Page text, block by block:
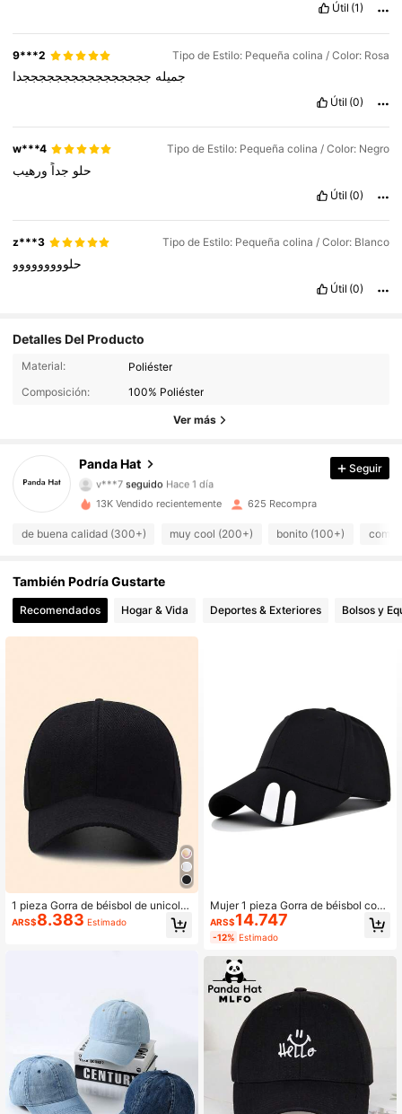
Útil (1)
9***2 Tipo de Estilo: Pequeña colina / Color: Rosa
جميله ججججججججججججججججدا
Útil (0)
w***4 Tipo de Estilo: Pequeña colina / Color: Negro
حلو جداً ورهيب
Útil (0)
z***3 Tipo de Estilo: Pequeña colina / Color: Blanco
حلووووووووو
Útil (0)
Detalles Del Producto
Material:
Poliéster
Composición:
100% Poliéster
Ver más
Panda Hat
202 Seguidores
v***7 seguido Hace 1 día
202 Seguidores
4,87 202 Seguidores
4,87 202 Seguidores
4,87 202 Seguidores
4,87 202 Seguidores
202 Seguidores
202 Seguidores
Seguir
13K Vendido recientemente 625 Recompra
de buena calidad (300+) muy cool (200+) bonito (100+) como
También Podría Gustarte
Recomendados Hogar & Vida Deportes & Exteriores Bolsos y
1 pieza Gorra de béisbol de unicolor
para mujer para protección solar al
aire libre informal
ARS$8.383 Estimado
Mujer 1 pieza Gorra de béisbol con
estampado de letra casual
ARS$14.747
-12% Estimado